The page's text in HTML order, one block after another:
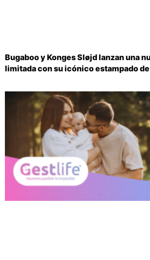
Bugaboo y Konges Sløjd lanzan una
limitada con su icónico estampado